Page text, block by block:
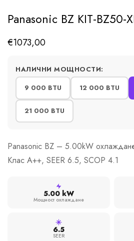
Panasonic BZ KIT-BZ50-
€1073,00
НАЛИЧНИ МОЩНОСТИ:
9 000 BTU
12 000 BTU
21 000 BTU
Panasonic BZ – 5.00kW
Клас A++, SEER 6.5, SCOP 4.1
5.00 kW
Мощност охлаждане
6.5
SEER